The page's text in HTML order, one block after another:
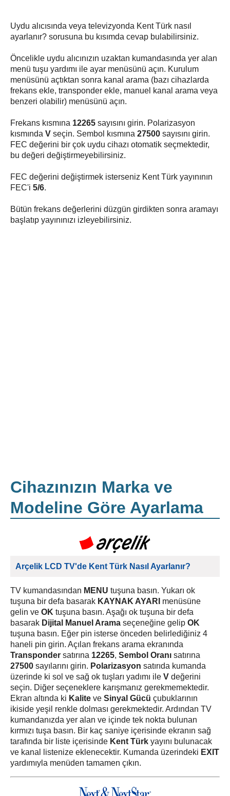
Uydu alıcısında veya televizyonda Kent Türk nasıl
ayarlanır? sorusuna bu kısımda cevap bulabilirsiniz.
Öncelikle uydu alıcınızın uzaktan kumandasında yer alan
menü tuşu yardımı ile ayar menüsünü açın. Kurulum
menüsünü açtıktan sonra kanal arama (bazı cihazlarda
frekans ekle, transponder ekle, manuel kanal arama veya
benzeri olabilir) menüsünü açın.
Frekans kısmına 12265 sayısını girin. Polarizasyon
kısmında V seçin. Sembol kısmına 27500 sayısını girin.
FEC değerini bir çok uydu cihazı otomatik seçmektedir,
bu değeri değiştirmeyebilirsiniz.
FEC değerini değiştirmek isterseniz Kent Türk yayınının
FEC'i 5/6.
Bütün frekans değerlerini düzgün girdikten sonra aramayı
başlatıp yayınınızı izleyebilirsiniz.
Cihazınızın Marka ve
Modeline Göre Ayarlama
Arçelik LCD TV'de Kent Türk Nasıl Ayarlanır?
TV kumandasından MENU tuşuna basın. Yukarı ok
tuşuna bir defa basarak KAYNAK AYARI menüsüne
gelin ve OK tuşuna basın. Aşağı ok tuşuna bir defa
basarak Dijital Manuel Arama seçeneğine gelip OK
tuşuna basın. Eğer pin isterse önceden belirlediğiniz 4
haneli pin girin. Açılan frekans arama ekranında
Transponder satırına 12265, Sembol Oranı satırına
27500 sayılarını girin. Polarizasyon satırıda kumanda
üzerinde ki sol ve sağ ok tuşları yadımı ile V değerini
seçin. Diğer seçeneklere karışmanız gerekmemektedir.
Ekran altında ki Kalite ve Sinyal Gücü çubuklarının
ikiside yeşil renkle dolması gerekmektedir. Ardından TV
kumandanızda yer alan ve içinde tek nokta bulunan
kırmızı tuşa basın. Bir kaç saniye içerisinde ekranın sağ
tarafında bir liste içerisinde Kent Türk yayını bulunacak
ve kanal listenize eklenecektir. Kumanda üzerindeki EXIT
yardımıyla menüden tamamen çıkın.